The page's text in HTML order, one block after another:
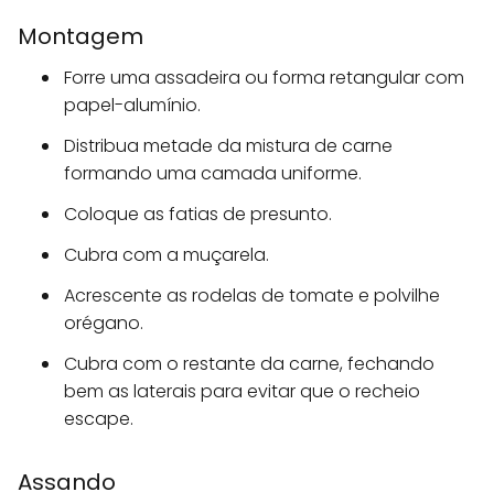
Montagem
Forre uma assadeira ou forma retangular com
papel-alumínio.
Distribua metade da mistura de carne
formando uma camada uniforme.
Coloque as fatias de presunto.
Cubra com a muçarela.
Acrescente as rodelas de tomate e polvilhe
orégano.
Cubra com o restante da carne, fechando
bem as laterais para evitar que o recheio
escape.
Assando